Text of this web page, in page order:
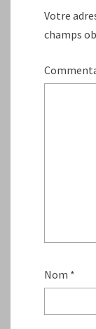
Votre
champs
Nom *